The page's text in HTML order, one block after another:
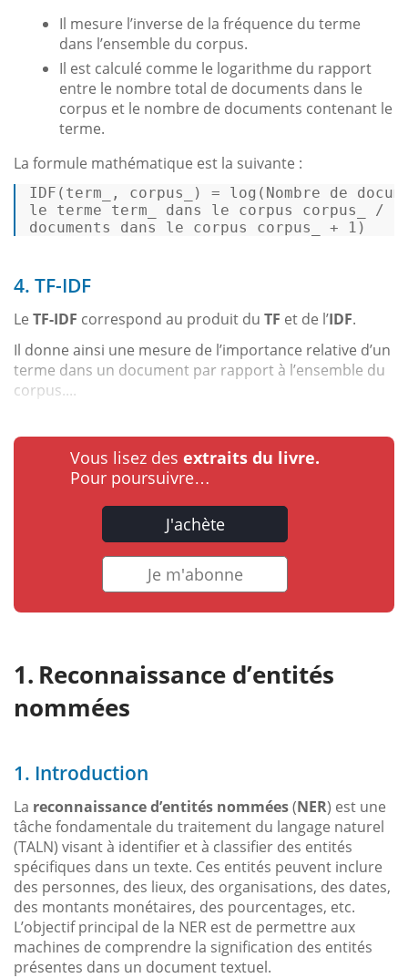
Il mesure l’inverse de la fréquence du terme
dans l’ensemble du corpus.
Il est calculé comme le logarithme du rapport
entre le nombre total de documents dans le
corpus et le nombre de documents contenant le
terme.
La formule mathématique est la suivante :
IDF(term_, corpus_) = log (Nombre de
le terme term_ dans le corpus corpus_ /
documents dans le corpus corpus_ + 1)
4. TF-IDF
Le TF-IDF correspond au produit du TF et de l’IDF.
Il donne ainsi une mesure de l’importance relative d’un
terme dans un document par rapport à l’ensemble du
corpus....
Vous lisez des extraits du livre.
Pour poursuivre…
J'achète
Je m'abonne
Reconnaissance d’entités
nommées
1. Introduction
La reconnaissance d’entités nommées(NER) est une
tâche fondamentale du traitement du langage naturel
(TALN) visant à identifier et à classifier des entités
spécifiques dans un texte. Ces entités peuvent inclure
des personnes, des lieux, des organisations, des dates,
des montants monétaires, des pourcentages, etc.
L’objectif principal de la NER est de permettre aux
machines de comprendre la signification des entités
présentes dans un document textuel.